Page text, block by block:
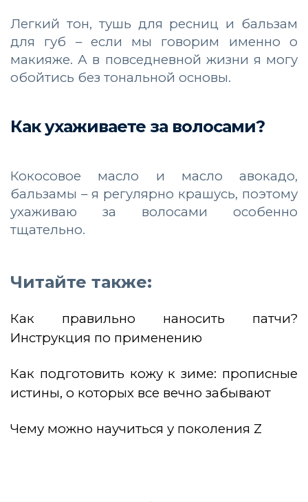
Легкий тон, тушь для ресниц и бальзам
для губ – если мы говорим именно о
макияже. А в повседневной жизни я могу
обойтись без тональной основы.
Как ухаживаете за волосами?
Кокосовое масло и масло авокадо,
бальзамы – я регулярно крашусь, поэтому
ухаживаю за волосами особенно
тщательно.
Читайте также:
Как правильно наносить патчи?
Инструкция по применению
Как подготовить кожу к зиме: прописные
истины, о которых все вечно забывают
Чему можно научиться у поколения Z